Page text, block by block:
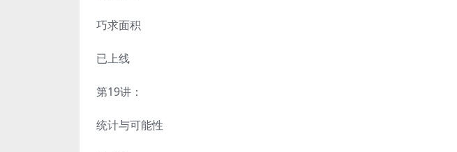
巧求面积
已上线
第19讲：
统计与可能性